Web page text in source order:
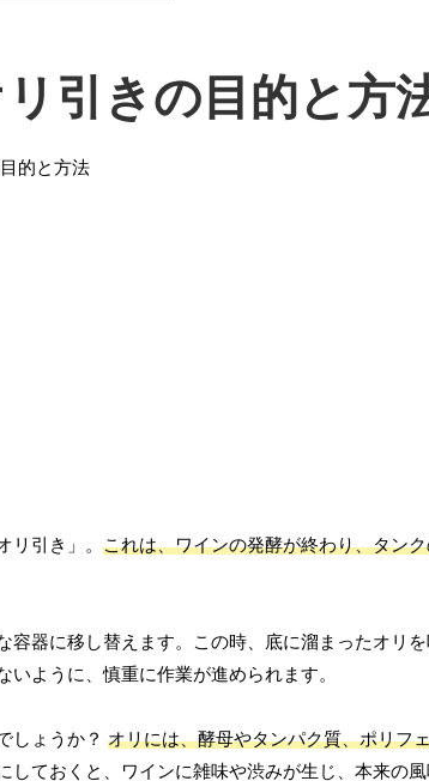
引きの目的と方
リ引き」。 これは、ワインの発酵が終わり、タン
容器に移し替えます。この時、底に溜まったオリ
ように、慎重に作業が進められます。
しょうか？ オリには、酵母やタンパク質、ポリフ
しておくと、ワインに雑味や渋みが生じ、本来の